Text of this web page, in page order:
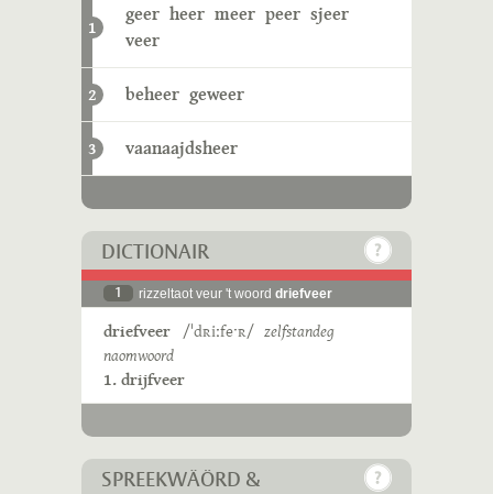
1
geer heer meer peer sjeer
veer
2 beheer geweer
3 vaanaajdsheer
DICTIONAIR
1 rizzeltaot veur 't woord driefveer
driefveer /ˈdʀiːfeˑʀ/ zelfstandeg
naomwoord
1. drijfveer
SPREEKWÄÖRD &